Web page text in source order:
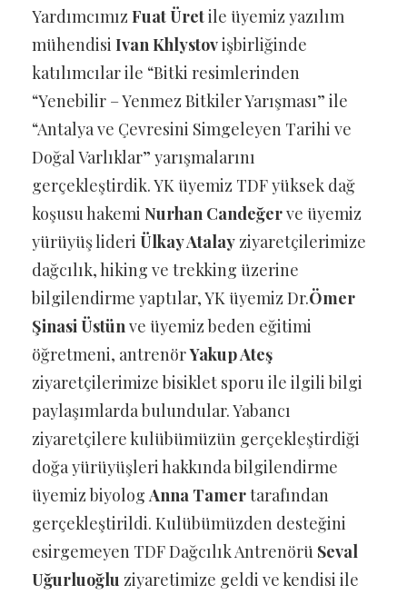
Yardımcımız Fuat Üretile üyemiz yazılım
mühendisi Ivan Khlystovişbirliğinde
katılımcılar ile “Bitki resimlerinden
“Yenebilir – Yenmez Bitkiler Yarışması” ile
“Antalya ve Çevresini Simgeleyen Tarihi ve
Doğal Varlıklar” yarışmalarını
gerçekleştirdik. YK üyemiz TDF yüksek dağ
koşusu hakemi Nurhan Candeğerve üyemiz
yürüyüş lideri Ülkay Atalay ziyaretçilerimize
dağcılık, hiking ve trekking üzerine
bilgilendirme yaptılar, YK üyemiz Dr.Ömer
Şinasi Üstün ve üyemiz beden eğitimi
öğretmeni, antrenörYakup Ateş
ziyaretçilerimize bisiklet sporu ile ilgili bilgi
paylaşımlarda bulundular. Yabancı
ziyaretçilere kulübümüzün gerçekleştirdiği
doğa yürüyüşleri hakkında bilgilendirme
üyemiz biyolog Anna Tamertarafından
gerçekleştirildi. Kulübümüzden desteğini
esirgemeyen TDF Dağcılık Antrenörü Seval
Uğurluoğlu ziyaretimize geldi ve kendisi ile